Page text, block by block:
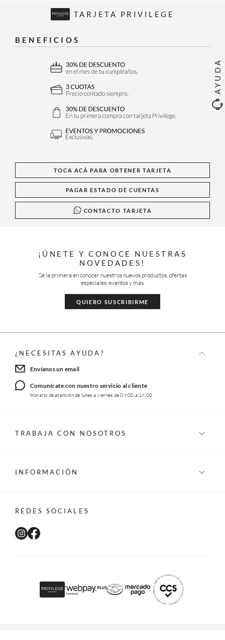
AYUDA
TARJETA PRIVILEGE
BENEFICIOS
TOCA ACÁ PARA OBTENER TARJETA
PAGAR ESTADO DE CUENTAS
CONTACTO TARJETA
¡ÚNETE Y CONOCE NUESTRAS
NOVEDADES!
Sé la primera en conocer nuestros nuevos productos, ofertas
especiales, eventos y más.
QUIERO SUSCRIBIRME
¿NECESITAS AYUDA?
Envíanos un email
Comunícate con nuestro servicio al cliente
Horario de atención de lunes a viernes de 09:00 a 16:00
TRABAJA CON NOSOTROS
INFORMACIÓN
REDES SOCIALES